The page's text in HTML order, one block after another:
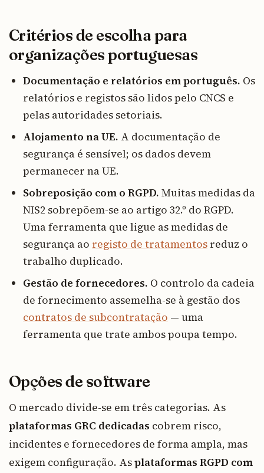
Critérios de escolha para
organizações portuguesas
Documentação e relatórios em português. Os
relatórios e registos são lidos pelo CNCS e
pelas autoridades setoriais.
Alojamento na UE. A documentação de
segurança é sensível; os dados devem
permanecer na UE.
Sobreposição com o RGPD. Muitas medidas da
NIS2 sobrepõem-se ao artigo 32.º do RGPD.
Uma ferramenta que ligue as medidas de
segurança ao registo de tratamentos reduz o
trabalho duplicado.
Gestão de fornecedores. O controlo da cadeia
de fornecimento assemelha-se à gestão dos
contratos de subcontratação — uma
ferramenta que trate ambos poupa tempo.
Opções de software
O mercado divide-se em três categorias. As
plataformas GRC dedicadas cobrem risco,
incidentes e fornecedores de forma ampla, mas
exigem configuração. Asplataformas RGPD com